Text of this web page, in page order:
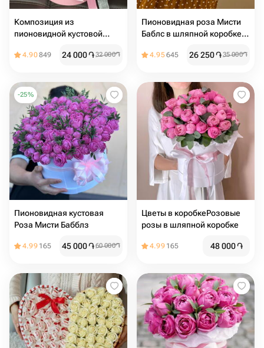
Композиция из
пионовидной кустовой
4.90849 24 000֏32 000֏
Пионовидная роза Мисти
Баблс в шляпной коробке
4.95645 26 250֏35 000֏
-25%
Пионовидная кустовая
Роза Мисти Бабблз
4.99 165 45 000֏60 000֏
Цветы в коробкеРозовые
розы в шляпной коробке
4.99 165 48 000֏